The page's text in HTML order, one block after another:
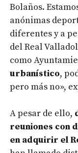
Bolaños.
anónimas
diferentes y a
del Real
como
urbanístico,
pero más no»,
A pesar de ello,
reuniones con
en adquirir el